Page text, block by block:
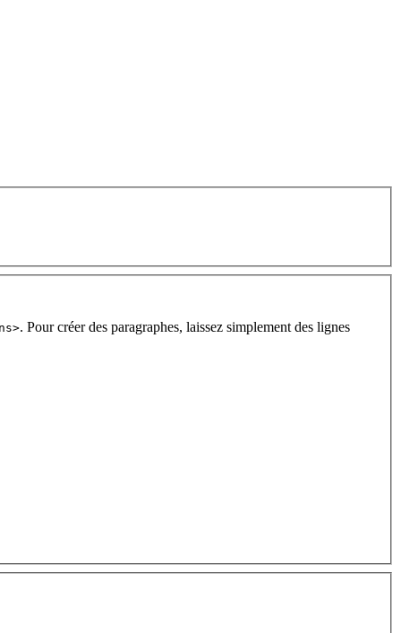
. Pour créer des paragraphes, laissez simplement des lignes